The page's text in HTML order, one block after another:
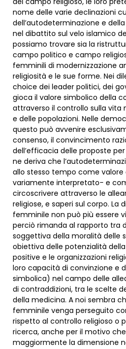
nome delle varie declinazioni
dell’autodeterminazione e
nel dibattito sul velo islamico
possiamo trovare sia la
campo politico e campo
femminili di modernizzazione
religiosità e le sue forme. Nei
choice dei leader politici, dei
gioca il valore simbolico della
attraverso il controllo sulla vita
e delle popolazioni. Nelle
questo può avvenire
consenso, il convincimento
dell’efficacia delle proposte
ne deriva che
allo stesso tempo come valore
variamente interpretato- e
circoscrivere attraverso le
religiose, e saperi sul corpo. La
femminile non può più essere
perciò rimanda al rapporto tra
soggettiva della moralità delle
obiettiva delle potenzialità
positive e le organizzazioni
loro capacità di convinzione e
simbolica) nel campo delle
di contraddizioni, tra le scelte
della medicina. A noi sembra
femminile venga perseguito
rispetto al controllo religioso o
ricerca, anche per il motivo
maggiormente la dimensione